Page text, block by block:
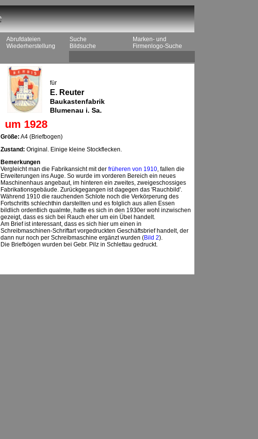
Abrufdateien
Wiederherstellung
Suche
Bildsuche
Marken- und
Firmenlogo-Suche
für
E. Reuter
Baukastenfabrik
Blumenau i. Sa.
um 1928
Größe: A4 (Briefbogen)
Zustand: Original. Einige kleine Stockflecken.
Bemerkungen
Vergleicht man die Fabrikansicht mit der früheren von 1910, fallen die
Erweiterungen ins Auge. So wurde im vorderen Bereich ein neues
Maschinenhaus angebaut, im hinteren ein zweites, zweigeschossiges
Fabrikationsgebäude. Zurückgegangen ist dagegen das 'Rauchbild'.
Während 1910 die rauchenden Schlote noch die Verkörperung des
Fortschritts schlechthin darstellten und es folglich aus allen Essen
bildlich ordentlich qualmte, hatte es sich in den 1930er wohl inzwischen
gezeigt, dass es sich bei Rauch eher um ein Übel handelt.
Am Brief ist interessant, dass es sich hier um einen in
Schreibmaschinen-Schriftart vorgedruckten Geschäftsbrief handelt, der
dann nur noch per Schreibmaschine ergänzt wurden (Bild 2).
Die Briefbögen wurden bei Gebr. Pilz in Schlettau gedruckt.